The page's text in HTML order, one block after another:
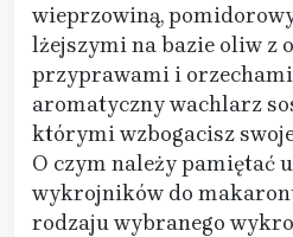
wieprzowiną,
lżejszymi na bazie oliw z
przyprawami i
aromatyczny wachlarz
którymi wzbogacisz
O czym należy pamiętać
wykrojników do
rodzaju wybranego